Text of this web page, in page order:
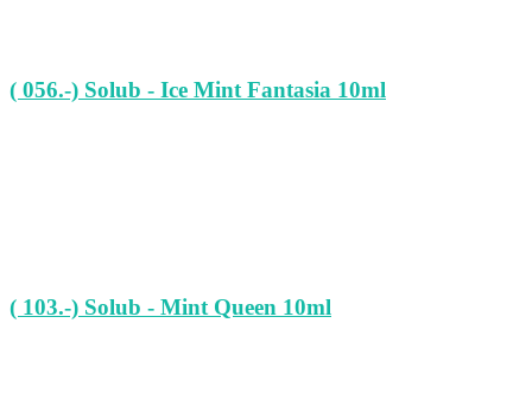
( 056.-) Solub - Ice Mint Fantasia 10ml
( 103.-) Solub - Mint Queen 10ml